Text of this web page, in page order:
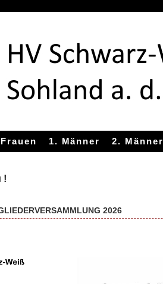
1. Männer 2. Männer
2026